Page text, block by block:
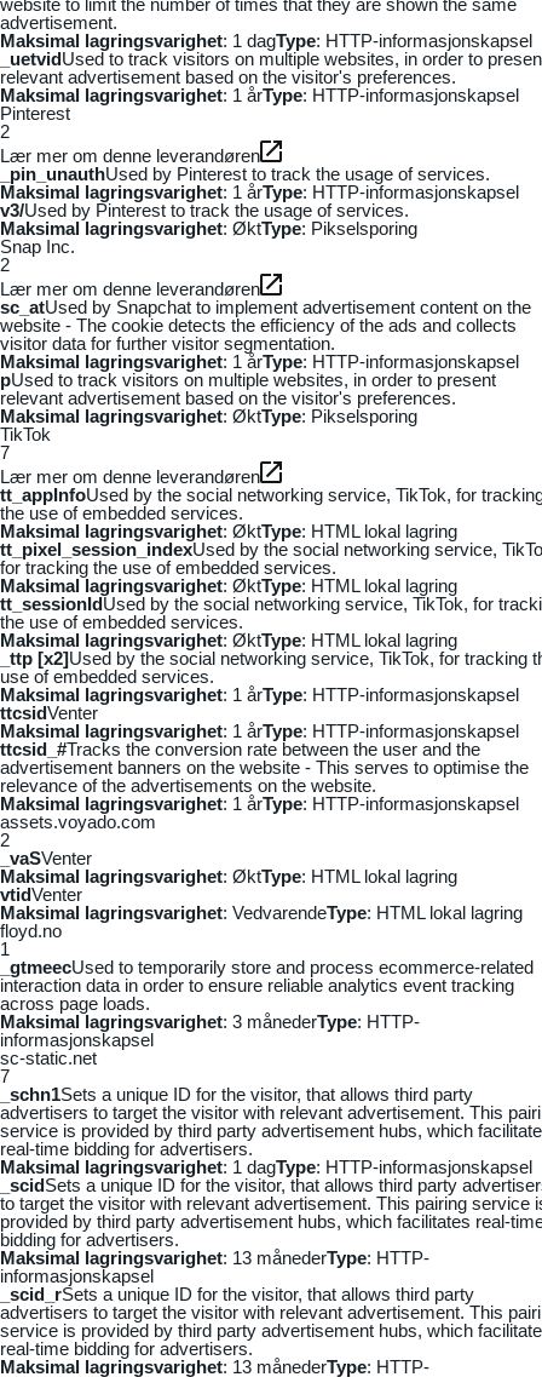
advertisement.
Maksimal lagringsvarighet: 1 dagType: HTTP-informasjonskapsel
_uetvidUsed to track visitors on multiple websites, in order to
relevant advertisement based on the visitor's preferences.
Maksimal lagringsvarighet: 1 årType: HTTP-informasjonskapsel
Pinterest
2
Lær mer om denne leverandøren
_pin_unauthUsed by Pinterest to track the usage of services.
Maksimal lagringsvarighet: 1 årType: HTTP-informasjonskapsel
v3/Used by Pinterest to track the usage of services.
Maksimal lagringsvarighet: ØktType: Pikselsporing
Snap Inc.
2
Lær mer om denne leverandøren
sc_atUsed by Snapchat to implement advertisement content on the
website - The cookie detects the efficiency of the ads and collects
visitor data for further visitor segmentation.
Maksimal lagringsvarighet: 1 årType: HTTP-informasjonskapsel
pUsed to track visitors on multiple websites, in order to present
relevant advertisement based on the visitor's preferences.
Maksimal lagringsvarighet: ØktType: Pikselsporing
TikTok
7
Lær mer om denne leverandøren
tt_appInfoUsed by the social networking service, TikTok, for
the use of embedded services.
Maksimal lagringsvarighet: ØktType: HTML lokal lagring
tt_pixel_session_indexUsed by the social networking service,
for tracking the use of embedded services.
Maksimal lagringsvarighet: ØktType: HTML lokal lagring
tt_sessionIdUsed by the social networking service, TikTok, for
the use of embedded services.
Maksimal lagringsvarighet: ØktType: HTML lokal lagring
_ttp [x2]Used by the social networking service, TikTok, for tracking
use of embedded services.
Maksimal lagringsvarighet: 1 årType: HTTP-informasjonskapsel
ttcsidVenter
Maksimal lagringsvarighet: 1 årType: HTTP-informasjonskapsel
ttcsid_#Tracks the conversion rate between the user and the
advertisement banners on the website - This serves to optimise the
relevance of the advertisements on the website.
Maksimal lagringsvarighet: 1 årType: HTTP-informasjonskapsel
assets.voyado.com
2
_vaSVenter
Maksimal lagringsvarighet: ØktType: HTML lokal lagring
vtidVenter
Maksimal lagringsvarighet: VedvarendeType: HTML lokal lagring
floyd.no
1
_gtmeecUsed to temporarily store and process ecommerce-related
interaction data in order to ensure reliable analytics event tracking
across page loads.
Maksimal lagringsvarighet: 3 månederType: HTTP-
informasjonskapsel
sc-static.net
7
_schn1Sets a unique ID for the visitor, that allows third party
advertisers to target the visitor with relevant advertisement. This
service is provided by third party advertisement hubs, which
real-time bidding for advertisers.
Maksimal lagringsvarighet: 1 dagType: HTTP-informasjonskapsel
_scidSets a unique ID for the visitor, that allows third party
to target the visitor with relevant advertisement. This pairing service
provided by third party advertisement hubs, which facilitates real-
bidding for advertisers.
Maksimal lagringsvarighet: 13 månederType: HTTP-
informasjonskapsel
_scid_rSets a unique ID for the visitor, that allows third party
advertisers to target the visitor with relevant advertisement. This
service is provided by third party advertisement hubs, which
real-time bidding for advertisers.
Maksimal lagringsvarighet: 13 månederType: HTTP-